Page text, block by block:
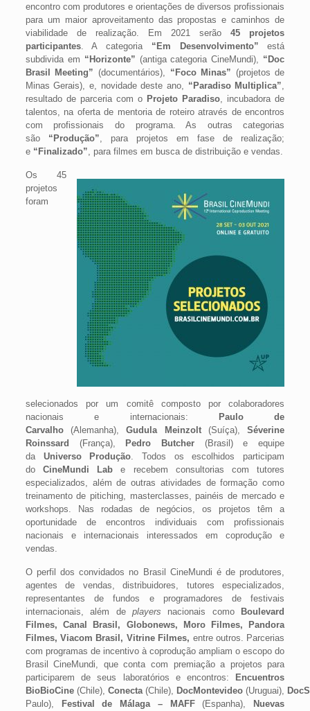
encontro com produtores e orientações de diversos profissionais
para um maior aproveitamento das propostas e caminhos de
viabilidade de realização. Em 2021 serão45 projetos
participantes. A categoria “Em Desenvolvimento” está
subdivida em “Horizonte” (antiga categoria CineMundi), “Doc
Brasil Meeting” (documentários), “Foco Minas” (projetos de
Minas Gerais), e, novidade deste ano, “Paradiso Multiplica”,
resultado de parceria com o Projeto Paradiso, incubadora de
talentos, na oferta de mentoria de roteiro através de encontros
com profissionais do programa. As outras categorias
são“Produção”, para projetos em fase de realização;
e “Finalizado”, para filmes em busca de distribuição e vendas.
Os 45
projetos
foram
selecionados por um comitê composto por colaboradores
nacionais e internacionais:
Paulo de
Carvalho(Alemanha),Gudula Meinzolt(Suíça),Séverine
Roinssard
(França), Pedro Butcher (Brasil) e equipe
da Universo Produção. Todos os escolhidos participam
doCineMundi Lab e recebem consultorias com tutores
especializados, além de outras atividades de formação como
treinamento de pitiching, masterclasses, painéis de mercado e
workshops. Nas rodadas de negócios, os projetos têm a
oportunidade de encontros individuais com profissionais
nacionais e internacionais interessados em coprodução e
vendas.
O perfil dos convidados no Brasil CineMundi é de produtores,
agentes de vendas, distribuidores, tutores especializados,
representantes de fundos e programadores de festivais
internacionais, além de players nacionais como
Boulevard
Filmes, Canal Brasil, Globonews, Moro Filmes, Pandora
Filmes, Viacom Brasil, Vitrine Filmes, entre outros. Parcerias
com programas de incentivo à coprodução ampliam o escopo do
Brasil CineMundi, que conta com premiação a projetos para
participarem de seus laboratórios e encontros:
Encuentros
BioBioCine(Chile), Conecta(Chile), DocMontevideo(Uruguai),
Paulo),
Festival de Málaga – MAFF(Espanha),
Nuevas